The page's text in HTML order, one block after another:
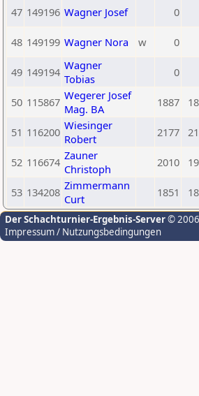
47 149196 Wagner Josef 0
48 149199 Wagner Nora w 0
49 149194 Wagner
Tobias
0
50 115867 Wegerer Josef
Mag. BA
1887
51 116200 Wiesinger
Robert
2177
52 116674 Zauner
Christoph
2010
53 134208 Zimmermann
Curt
1851
Der Schachturnier-Ergebnis-Server©
Impressum / Nutzungsbedingungen